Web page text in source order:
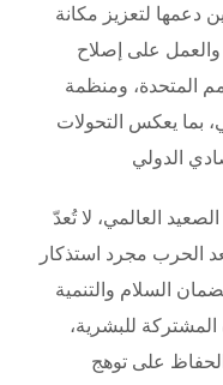
دعمها لتعزيز مكانة
والعمل على إصلاح
المتحدة، ومنظمة
بما يعكس التحولات
العالمي، لا تُعدّ
الحرب مجرد استذكار
السلام والتنمية
المشتركة للبشرية،
على توهج